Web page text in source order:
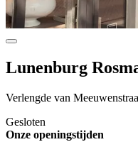
Lunenburg
Verlengde van
Gesloten
Onze openingstijden